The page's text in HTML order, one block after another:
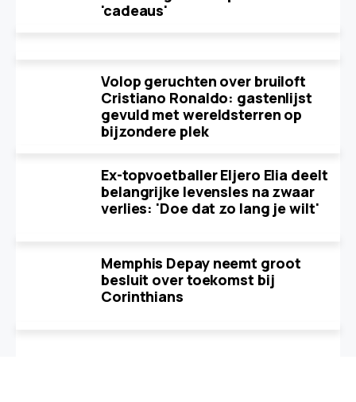
'cadeaus'
Volop geruchten over bruiloft
Cristiano Ronaldo: gastenlijst
gevuld met wereldsterren op
bijzondere plek
Ex-topvoetballer Eljero Elia deelt
belangrijke levensles na zwaar
verlies: 'Doe dat zo lang je wilt'
Memphis Depay neemt groot
besluit over toekomst bij
Corinthians